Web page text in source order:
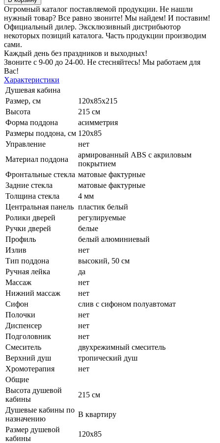
Огромный каталог поставляемой продукции. Не нашли
нужный товар? Все равно звоните! Мы найдем! И поставим!
Официальный дилер. Эксклюзивный дистрибьютор
некоторых позиций каталога. Часть продукции производим
сами.
Каждый день без праздников и выходных!
Звоните с 9-00 до 24-00. Не стесняйтесь! Мы работаем для
Вас!
Характеристики
Душевая кабина
Размер, см
120х85х215
Высота
215 см
Форма поддона
асимметрия
Размеры поддона, см 120x85
Управление
нет
Материал поддона
армированный ABS с акриловым
покрытием
Фронтальные стекла матовые фактурные
Задние стекла
матовые фактурные
Толщина стекла
4 мм
Центральная панель пластик белый
Ролики дверей
регулируемые
Ручки дверей
белые
Профиль
белый алюминиевый
Излив
нет
Тип поддона
высокий, 50 см
Ручная лейка
да
Массаж
нет
Нижний массаж
нет
Сифон
слив с сифоном полуавтомат
Полочки
нет
Диспенсер
нет
Подголовник
нет
Смеситель
двухрежимный смеситель
Верхний душ
тропический душ
Хромотерапия
нет
Общие
Высота душевой
кабины
215 см
Душевые кабины по
назначению
В квартиру
Размер душевой
кабины
120x85